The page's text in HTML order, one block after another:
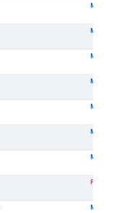
M
M
M
M
M
M
M
F
M